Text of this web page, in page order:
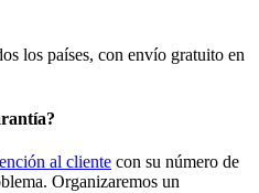
los países, con envío gratuito en
al cliente con su número de
Organizaremos un